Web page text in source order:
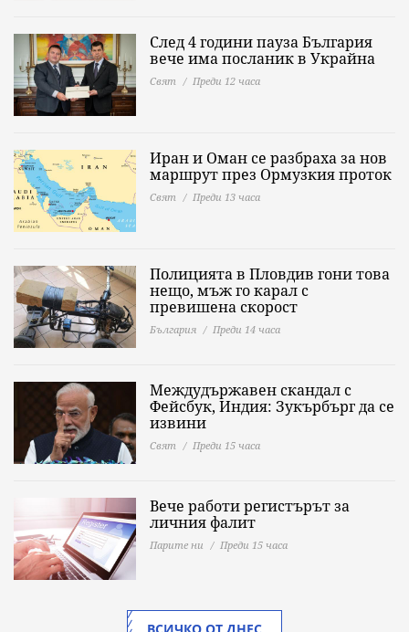
След 4 години пауза България
вече има посланик в Украйна
Свят Преди 12 часа
Иран и Оман се разбраха за нов
маршрут през Ормузкия проток
Свят Преди 13 часа
Полицията в Пловдив гони това
нещо, мъж го карал с
превишена скорост
България Преди 14 часа
Междудържавен скандал с
Фейсбук, Индия: Зукърбърг да се
извини
Свят Преди 15 часа
Вече работи регистърът за
личния фалит
Парите ни Преди 15 часа